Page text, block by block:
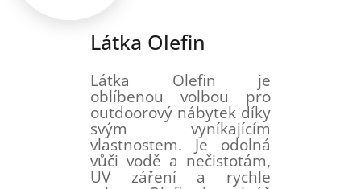
Látka Olefin
Látka Olefin je
oblíbenou volbou pro
outdoorový nábytek díky
svým vyníkajícím
vlastnostem. Je odolná
vůči vodě a nečistotám,
UV záření a rychle